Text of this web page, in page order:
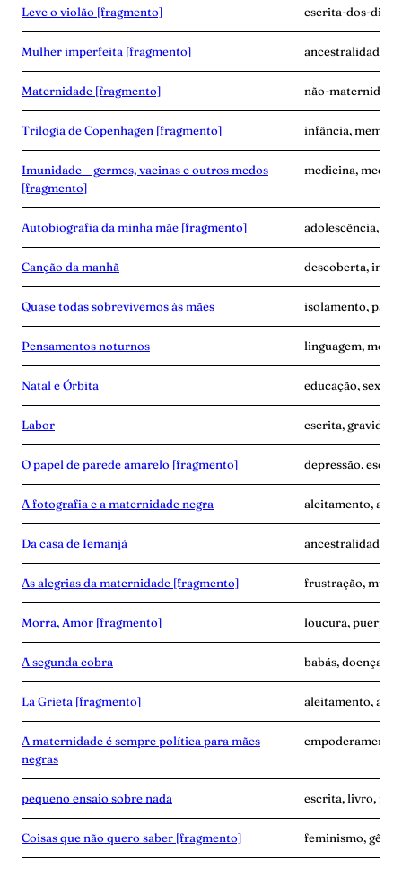
Leve o violão [fragmento] escrita-dos-dias,
Mulher imperfeita [fragmento] ancestralidade,
Maternidade [fragmento] não-
Trilogia de Copenhagen [fragmento] infância,
Imunidade – germes, vacinas e outros medos
[fragmento]
medicina, medo,
Autobiografia da minha mãe [fragmento] adolescência,
Canção da manhã descoberta,
Quase todas sobrevivemos às mães isolamento,
Pensamentos noturnos linguagem,
Natal e Órbita educação, sexo,
Labor escrita, gravidez,
O papel de parede amarelo [fragmento] depressão,
A fotografia e a maternidade negra aleitamento,
Da casa de Iemanjá ancestralidade,
As alegrias da maternidade [fragmento] frustração,
Morra, Amor [fragmento] loucura,
A segunda cobra babás, doença,
La Grieta [fragmento] aleitamento, avó,
A maternidade é sempre política para mães
negras
pequeno ensaio sobre nada escrita, livro,
Coisas que não quero saber [fragmento] feminismo,